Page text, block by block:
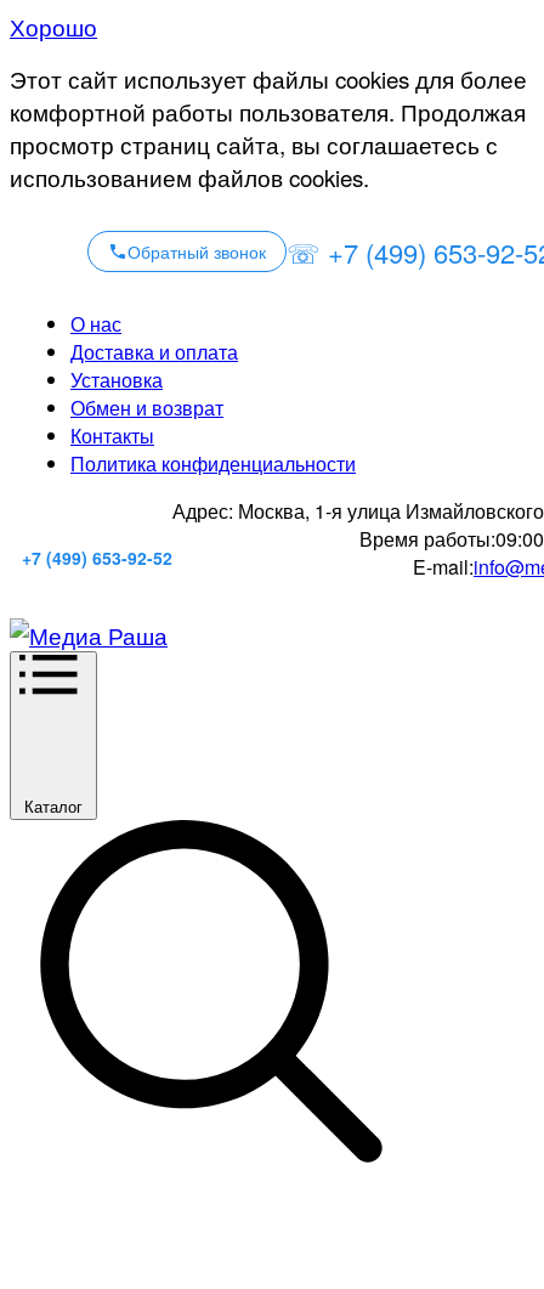
Хорошо
Этот сайт использует файлы cookies для более
комфортной работы пользователя. Продолжая
просмотр страниц сайта, вы соглашаетесь с
использованием файлов cookies.
Обратный звонок ☏ +7 (499) 653-92-
О нас
Доставка и оплата
Установка
Обмен и возврат
Контакты
Политика конфиденциальности
+7 (499) 653-92-52
Адрес: Москва, 1-я улица
Время работы:
E-mail:
Каталог